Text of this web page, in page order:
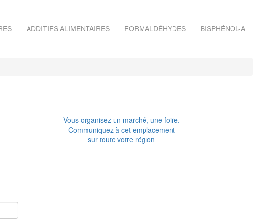
ADDITIFS ALIMENTAIRES FORMALDÉHYDES BISPHÉNOL-A
Vous organisez un marché, une foire.
Communiquez à cet emplacement
sur toute votre région